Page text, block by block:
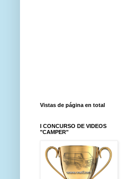
Vistas de página en total
I CONCURSO DE VIDEOS
"CAMPER"